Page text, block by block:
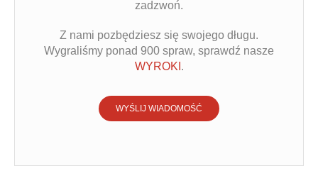
zadzwoń.
Z nami pozbędziesz się swojego długu.
Wygraliśmy ponad 900 spraw, sprawdź nasze
WYROKI .
WYŚLIJ WIADOMOŚĆ